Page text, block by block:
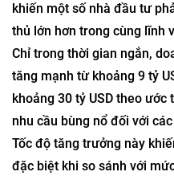
khiến một số nhà đầu tư
thủ lớn hơn trong cùng lĩnh
Chỉ trong thời gian ngắn,
tăng mạnh từ khoảng 9 tỷ
khoảng 30 tỷ USD theo
nhu cầu bùng nổ đối với
Tốc độ tăng trưởng này
đặc biệt khi so sánh với